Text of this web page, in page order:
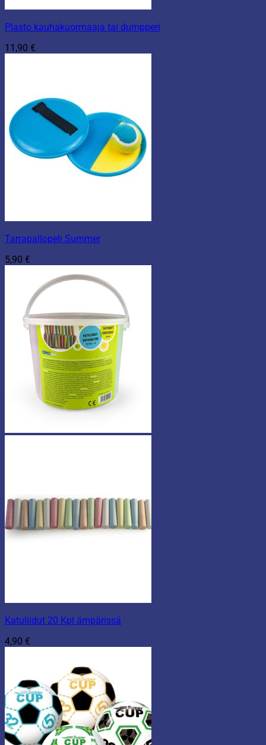
Plasto kauhakuormaaja tai dumpperi
11,90 €
Tarrapallopeli Summer
5,90 €
Katuliidut 20 Kpl ämpärissä
4,90 €